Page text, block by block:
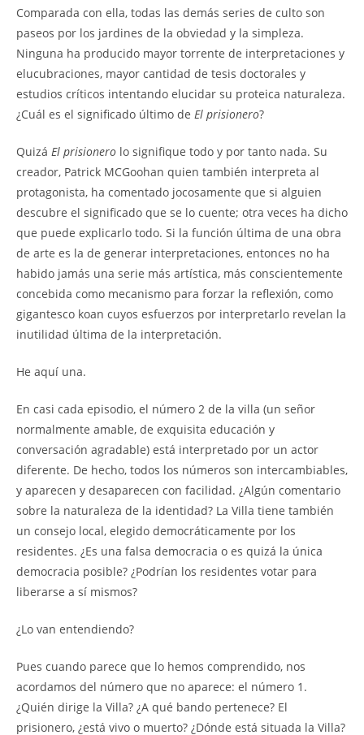
Comparada con ella, todas las demás series de culto son
paseos por los jardines de la obviedad y la simpleza.
Ninguna ha producido mayor torrente de interpretaciones y
elucubraciones, mayor cantidad de tesis doctorales y
estudios críticos intentando elucidar su proteica naturaleza.
¿Cuál es el significado último de El prisionero?
Quizá El prisionero lo signifique todo y por tanto nada. Su
creador, Patrick MCGoohan quien también interpreta al
protagonista, ha comentado jocosamente que si alguien
descubre el significado que se lo cuente; otra veces ha dicho
que puede explicarlo todo. Si la función última de una obra
de arte es la de generar interpretaciones, entonces no ha
habido jamás una serie más artística, más conscientemente
concebida como mecanismo para forzar la reflexión, como
gigantesco koan cuyos esfuerzos por interpretarlo revelan la
inutilidad última de la interpretación.
He aquí una.
En casi cada episodio, el número 2 de la villa (un señor
normalmente amable, de exquisita educación y
conversación agradable) está interpretado por un actor
diferente. De hecho, todos los números son intercambiables,
y aparecen y desaparecen con facilidad. ¿Algún comentario
sobre la naturaleza de la identidad? La Villa tiene también
un consejo local, elegido democráticamente por los
residentes. ¿Es una falsa democracia o es quizá la única
democracia posible? ¿Podrían los residentes votar para
liberarse a sí mismos?
¿Lo van entendiendo?
Pues cuando parece que lo hemos comprendido, nos
acordamos del número que no aparece: el número 1.
¿Quién dirige la Villa? ¿A qué bando pertenece? El
prisionero, ¿está vivo o muerto? ¿Dónde está situada la Villa?